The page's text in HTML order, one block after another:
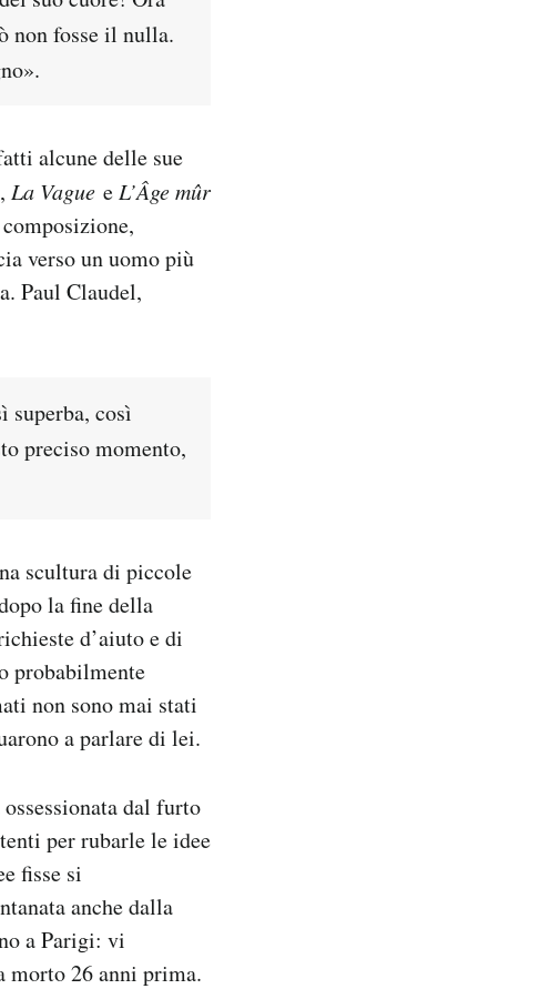
non fosse il nulla.
alcune delle sue
, La Vague e L’Âge mûr
verso un uomo più
Paul Claudel,
così
preciso momento,
scultura di piccole
la fine della
d’aiuto e di
probabilmente
non sono mai stati
a parlare di lei.
dal furto
per rubarle le idee
fisse si
anche dalla
a Parigi: vi
morto 26 anni prima.